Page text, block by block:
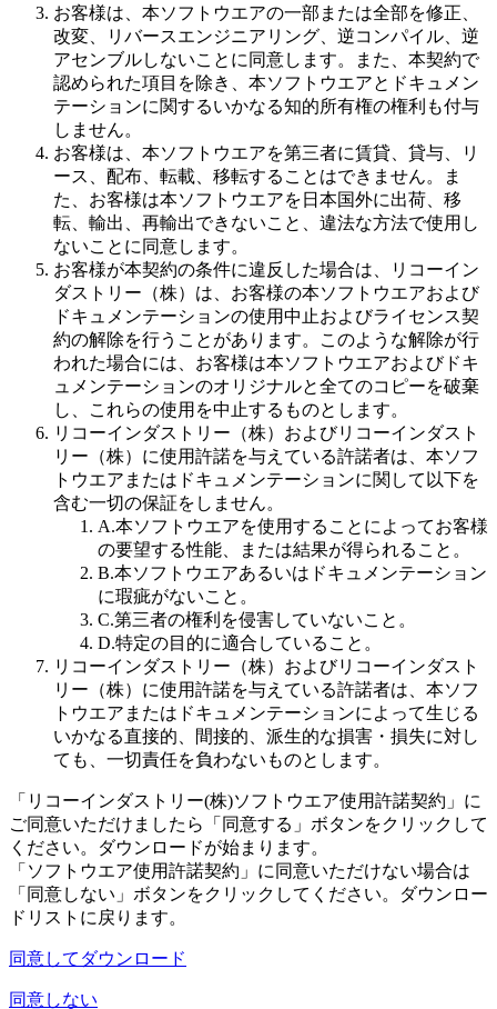
お客様は、本ソフトウエアの一部または全部を修正、
改変、リバースエンジニアリング、逆コンパイル、逆
アセンブルしないことに同意します。また、本契約で
認められた項目を除き、本ソフトウエアとドキュメン
テーションに関するいかなる知的所有権の権利も付与
しません。
お客様は、本ソフトウエアを第三者に賃貸、貸与、リ
ース、配布、転載、移転することはできません。ま
た、お客様は本ソフトウエアを日本国外に出荷、移
転、輸出、再輸出できないこと、違法な方法で使用し
ないことに同意します。
お客様が本契約の条件に違反した場合は、リコーイン
ダストリー（株）は、お客様の本ソフトウエアおよび
ドキュメンテーションの使用中止およびライセンス契
約の解除を行うことがあります。このような解除が行
われた場合には、お客様は本ソフトウエアおよびドキ
ュメンテーションのオリジナルと全てのコピーを破棄
し、これらの使用を中止するものとします。
リコーインダストリー（株）およびリコーインダスト
リー（株）に使用許諾を与えている許諾者は、本ソフ
トウエアまたはドキュメンテーションに関して以下を
含む一切の保証をしません。
A.本ソフトウエアを使用することによってお客様
の要望する性能、または結果が得られること。
B.本ソフトウエアあるいはドキュメンテーション
に瑕疵がないこと。
C.第三者の権利を侵害していないこと。
D.特定の目的に適合していること。
リコーインダストリー（株）およびリコーインダスト
リー（株）に使用許諾を与えている許諾者は、本ソフ
トウエアまたはドキュメンテーションによって生じる
いかなる直接的、間接的、派生的な損害・損失に対し
ても、一切責任を負わないものとします。
「リコーインダストリー(株)ソフトウエア使用許諾契約」に
ご同意いただけましたら「同意する」ボタンをクリックして
ください。ダウンロードが始まります。
「ソフトウエア使用許諾契約」に同意いただけない場合は
「同意しない」ボタンをクリックしてください。ダウンロー
ドリストに戻ります。
同意してダウンロード
同意しない